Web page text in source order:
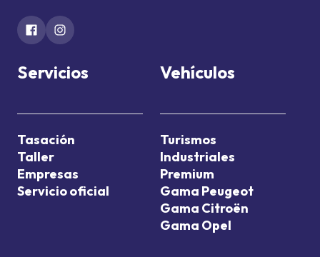
Servicios
Tasación
Taller
Empresas
Servicio oficial
Vehículos
Turismos
Industriales
Premium
Gama Peugeot
Gama Citroën
Gama Opel